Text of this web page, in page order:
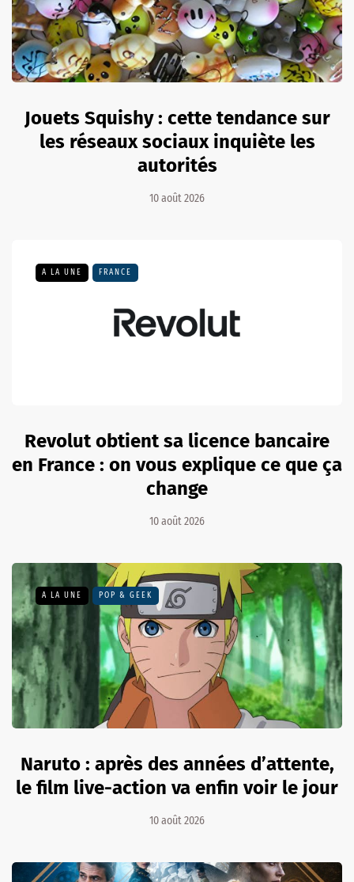
Jouets Squishy : cette tendance sur
les réseaux sociaux inquiète les
autorités
10 août 2026
A LA UNE FRANCE
Revolut obtient sa licence bancaire
en France : on vous explique ce que ça
change
10 août 2026
A LA UNE POP & GEEK
Naruto : après des années d’attente,
le film live-action va enfin voir le jour
10 août 2026